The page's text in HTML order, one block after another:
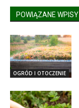
POWIĄZANE WPISY
OGRÓD I OTOCZENIE